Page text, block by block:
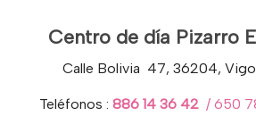
Centro de día Pizarro
Calle Bolivia 47, 36204,
Teléfonos : 886 14 36 42 / 650